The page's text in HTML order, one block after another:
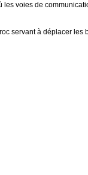
voies de
servant à déplacer les